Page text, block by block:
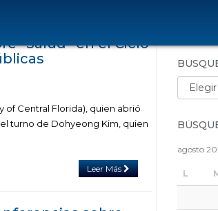
“Salud” en el Ciclo
of Central Florida), quien abrió
turno de Dohyeong Kim, quien
Leer Más
agosto
L